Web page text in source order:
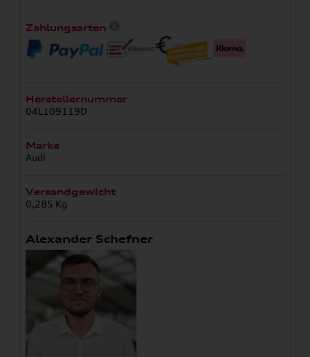
Zahlungsarten
Herstellernummer
04L109119D
Marke
Audi
Versandgewicht
0,285 Kg
Alexander Schefner